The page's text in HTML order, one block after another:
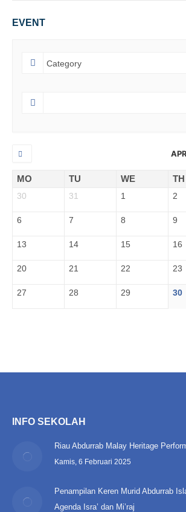
EVENT
MO TU WE TH
30 31 1 2
6 7 8 9
13 14 15 16
20 21 22 23
27 28 29 30
INFO SEKOLAH
Riau Abdurrab Malay Heritage
Kamis, 6 Februari 2025
Penampilan Keren Murid Abdurrab
Agenda Isra’ dan Mi’raj